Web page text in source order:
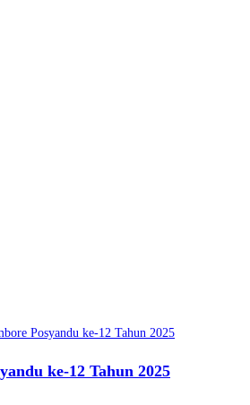
ke-12 Tahun 2025